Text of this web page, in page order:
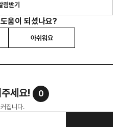
림받기
움이 되셨나요?
아쉬워요
세요! 0
집니다.